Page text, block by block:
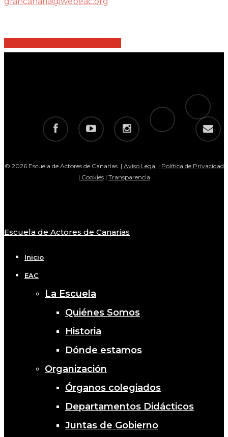
facebook youtube instagram
telegram
tiktok
email
© 2026 Escuela de Actores de Canarias. | Aviso Legal | Política de Privacidad
| Cookies| Transparencia
Close
Escuela de Actores de Canarias
Inicio
EAC
La Escuela
Quiénes Somos
Historia
Dónde estamos
Organización
Órganos colegiados
Departamentos Didácticos
Juntas de Gobierno